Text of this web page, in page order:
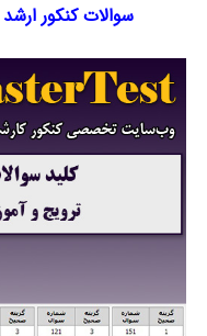
سوالات کنکور ارشد